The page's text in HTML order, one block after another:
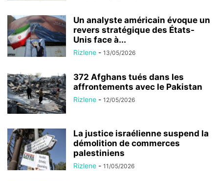
Un analyste américain évoque un
revers stratégique des États-
Unis face à...
Rizlene - 13/05/2026
372 Afghans tués dans les
affrontements avec le Pakistan
Rizlene - 12/05/2026
La justice israélienne suspend la
démolition de commerces
palestiniens
Rizlene - 11/05/2026